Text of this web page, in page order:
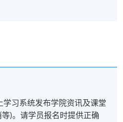
学习系统发布学院资讯及课堂
)。请学员报名时提供正确